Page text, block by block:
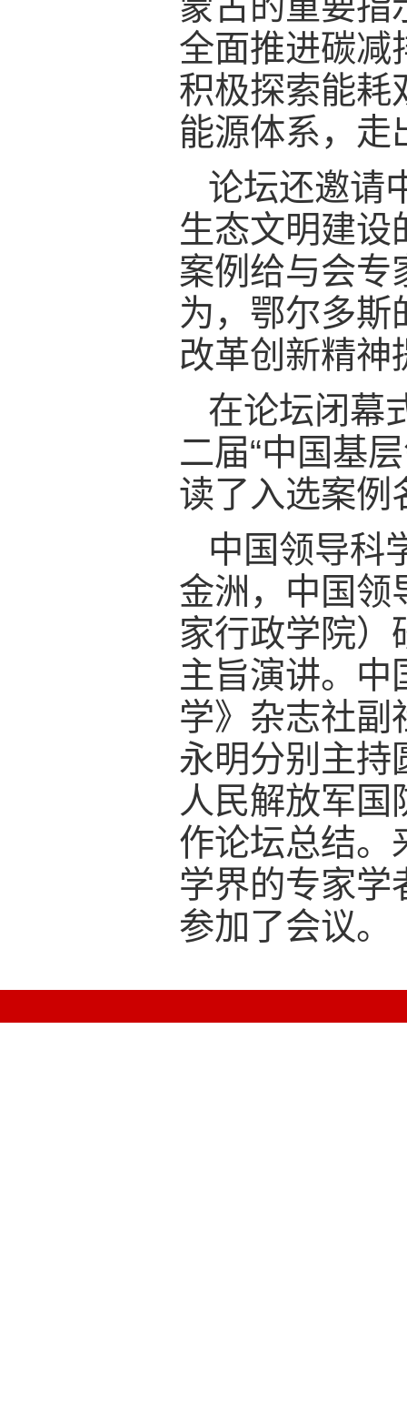
全面推进碳减
积极探索能耗
能源体系，走
论坛还邀请
生态文明建设
案例给与会专
为，鄂尔多斯
改革创新精神
在论坛闭幕
二届“中国基
读了入选案例
中国领导科
金洲，中国领
家行政学院）
主旨演讲。中
学》杂志社副
永明分别主持
人民解放军国
作论坛总结。
学界的专家学
参加了会议。